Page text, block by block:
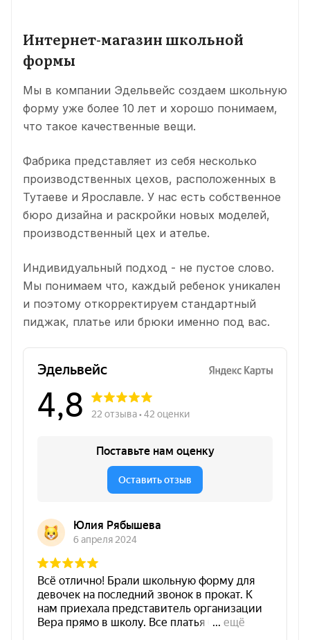
Интернет-магазин школьной
формы
Мы в компании Эдельвейс создаем школьную
форму уже более 10 лет и хорошо понимаем,
что такое качественные вещи.
Фабрика представляет из себя несколько
производственных цехов, расположенных в
Тутаеве и Ярославле. У нас есть собственное
бюро дизайна и раскройки новых моделей,
производственный цех и ателье.
Индивидуальный подход - не пустое слово.
Мы понимаем что, каждый ребенок уникален
и поэтому откорректируем стандартный
пиджак, платье или брюки именно под вас.